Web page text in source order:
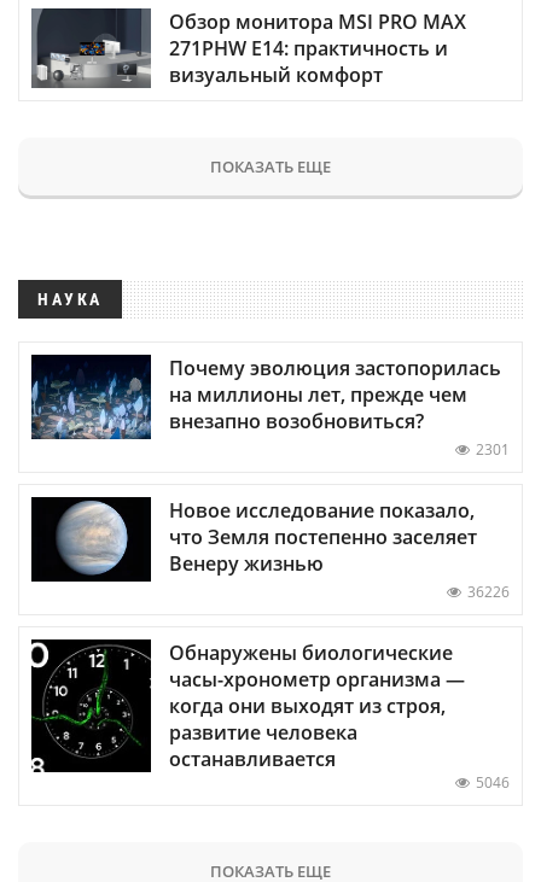
Обзор монитора MSI PRO MAX
271PHW E14: практичность и
визуальный комфорт
ПОКАЗАТЬ ЕЩЕ
НАУКА
Почему эволюция застопорилась
на миллионы лет, прежде чем
внезапно возобновиться?
2301
Новое исследование показало,
что Земля постепенно заселяет
Венеру жизнью
36226
Обнаружены биологические
часы-хронометр организма —
когда они выходят из строя,
развитие человека
останавливается
5046
ПОКАЗАТЬ ЕЩЕ